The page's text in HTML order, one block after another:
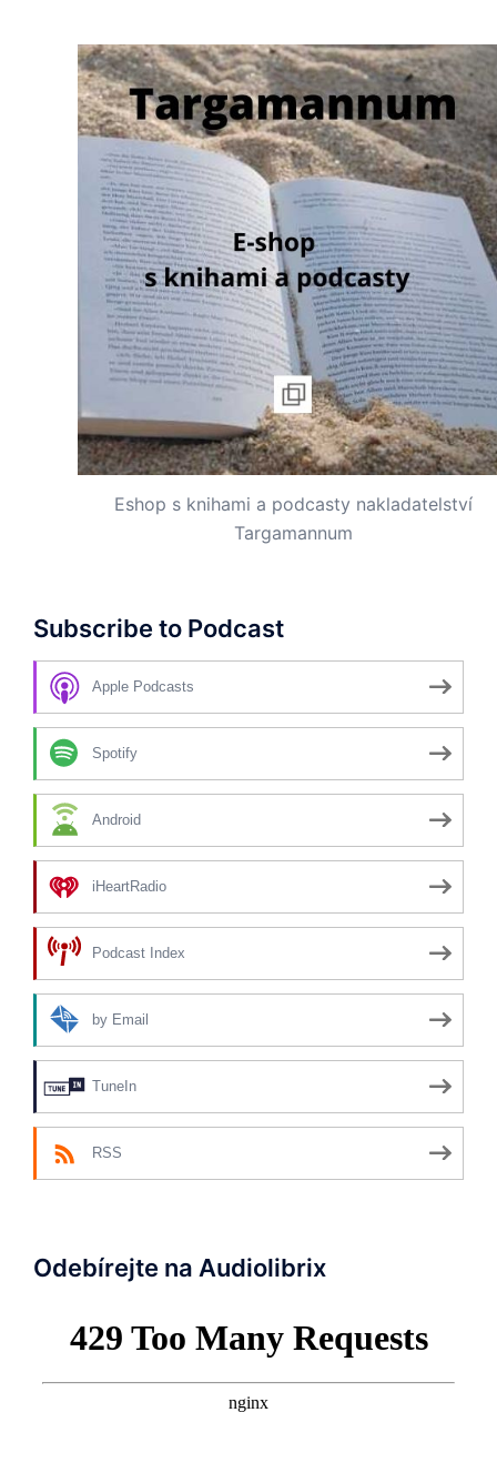
Eshop s knihami a podcasty nakladatelství
Targamannum
Subscribe to Podcast
Apple Podcasts
Spotify
Android
iHeartRadio
Podcast Index
by Email
TuneIn
RSS
Odebírejte na Audiolibrix